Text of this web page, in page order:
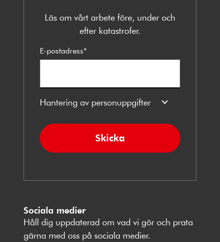
Läs om vårt arbete före, under och
efter katastrofer.
E-postadress*
Hantering av personuppgifter
Skicka
Sociala medier
Håll dig uppdaterad om vad vi gör och prata
gärna med oss på sociala medier.